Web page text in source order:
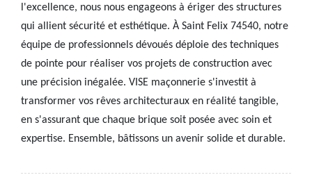
l'excellence, nous nous engageons à ériger des structures
qui allient sécurité et esthétique. À Saint Felix 74540, notre
équipe de professionnels dévoués déploie des techniques
de pointe pour réaliser vos projets de construction avec
une précision inégalée. VISE maçonnerie s'investit à
transformer vos rêves architecturaux en réalité tangible,
en s'assurant que chaque brique soit posée avec soin et
expertise. Ensemble, bâtissons un avenir solide et durable.